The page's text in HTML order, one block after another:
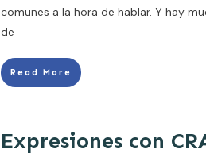
comunes a la hora de hablar. Y hay
de
Read More
Expresiones con